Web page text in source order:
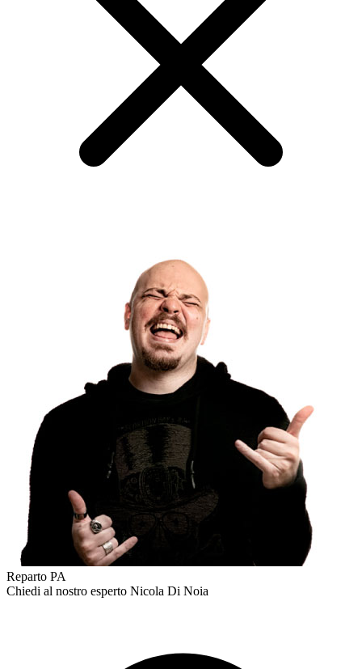
Reparto PA
Chiedi al nostro esperto Nicola Di Noia